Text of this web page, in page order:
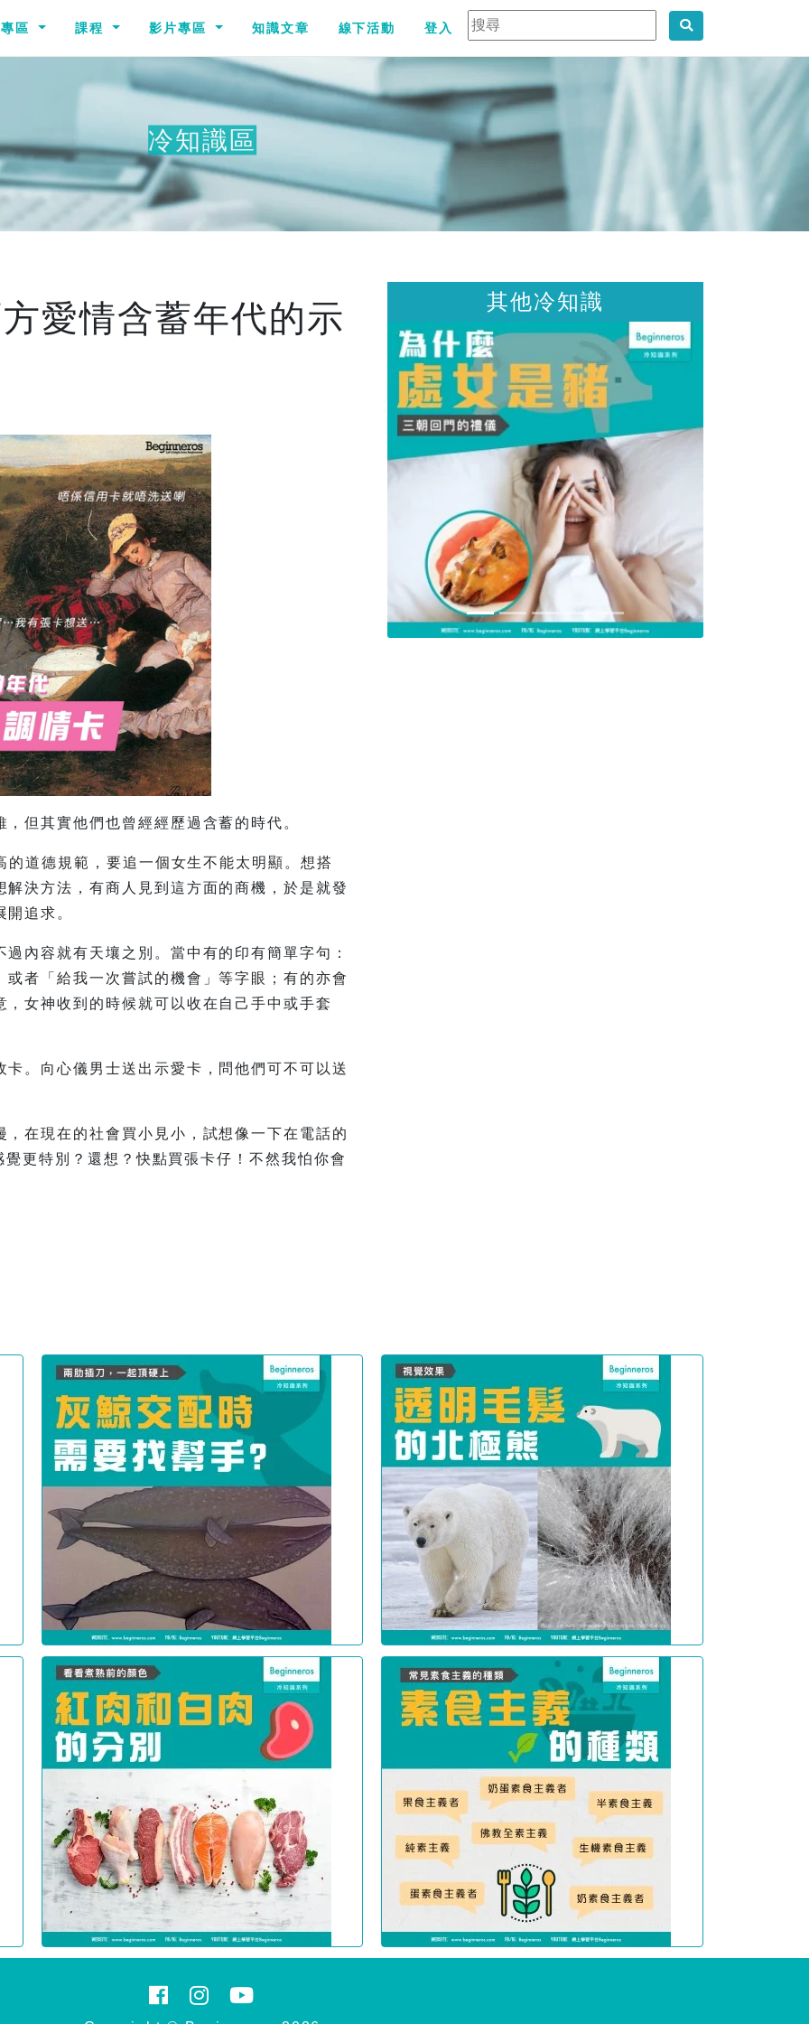
區 課程 影片專區 知識文章 線下活動 登入
冷知識區
愛情含蓄年代的示
但其實他們也曾經經歷過含蓄的時代。
道德規範，要追一個女生不能太明顯。想搭
決方法，有商人見到這方面的商機，於是就發
追求。
內容就有天壤之別。當中有的印有簡單字句：
者「給我一次嘗試的機會」等字眼；有的亦會
女神收到的時候就可以收在自己手中或手套
。向心儀男士送出示愛卡，問他們可不可以送
在現在的社會買小見小，試想像一下在電話的
更特別？還想？快點買張卡仔！不然我怕你會
其他冷知識